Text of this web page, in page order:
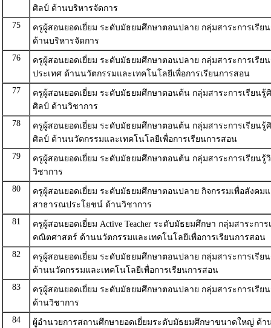
ศิลป์ ด้านบริหารจัดการ
75
ครูผู้สอนยอดเยี่ยม ระดับมัธยมศึกษาตอนปลาย กลุ่มสาระการเรีย
ด้านบริหารจัดการ
76
ครูผู้สอนยอดเยี่ยม ระดับมัธยมศึกษาตอนปลาย กลุ่มสาระการเรีย
ประเทศ ด้านนวัตกรรมและเทคโนโลยีเพื่อการเรียนการสอน
77
ครูผู้สอนยอดเยี่ยม ระดับมัธยมศึกษาตอนต้น กลุ่มสาระการเรียน
ศิลป์ ด้านวิชาการ
78
ครูผู้สอนยอดเยี่ยม ระดับมัธยมศึกษาตอนต้น กลุ่มสาระการเรียน
ศิลป์ ด้านนวัตกรรมและเทคโนโลยีเพื่อการเรียนการสอน
79
ครูผู้สอนยอดเยี่ยม ระดับมัธยมศึกษาตอนต้น กลุ่มสาระการเรียนรู้
วิชาการ
80
ครูผู้สอนยอดเยี่ยม ระดับมัธยมศึกษาตอนปลาย กิจกรรมเพื่อสังคม
สาธารณประโยชน์ ด้านวิชาการ
81
ครูผู้สอนยอดเยี่ยม Active Teacher ระดับมัธยมศึกษา กลุ่มสาระการ
คณิตศาสตร์ ด้านนวัตกรรมและเทคโนโลยีเพื่อการเรียนการสอน
82
ครูผู้สอนยอดเยี่ยม ระดับมัธยมศึกษาตอนปลาย กลุ่มสาระการเรี
ด้านนวัตกรรมและเทคโนโลยีเพื่อการเรียนการสอน
83
ครูผู้สอนยอดเยี่ยม ระดับมัธยมศึกษาตอนปลาย กลุ่มสาระการเรี
ด้านวิชาการ
84
ผู้อำนวยการสถานศึกษายอดเยี่ยมระดับมัธยมศึกษาขนาดใหญ่ ด้า